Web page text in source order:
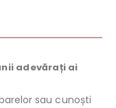
adevărați ai
sau cunoști